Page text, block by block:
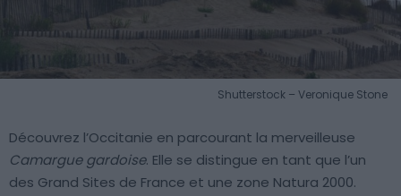
Shutterstock – Veronique Stone
Découvrez l’Occitanie en parcourant la merveilleuse
Camargue gardoise. Elle se distingue en tant que l’un
des Grand Sites de France et une zone Natura 2000.